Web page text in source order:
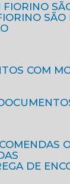
FIORINO
COM
DE